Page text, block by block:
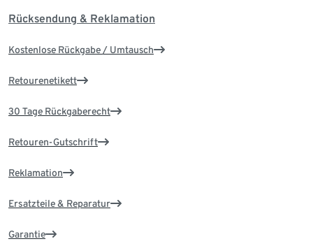
Rücksendung & Reklamation
Kostenlose Rückgabe / Umtausch
Retourenetikett
30 Tage Rückgaberecht
Retouren-Gutschrift
Reklamation
Ersatzteile & Reparatur
Garantie